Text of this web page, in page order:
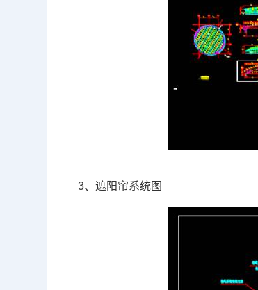
3、遮阳帘系统图